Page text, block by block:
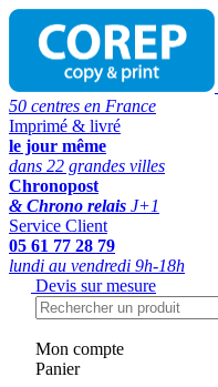
50 centres en France
Imprimé & livré
le jour même
dans 22 grandes villes
Chronopost
& Chrono relais J+1
Service Client
05 61 77 28 79
lundi au vendredi 9h-18h
Devis sur mesure
Mon compte
Panier